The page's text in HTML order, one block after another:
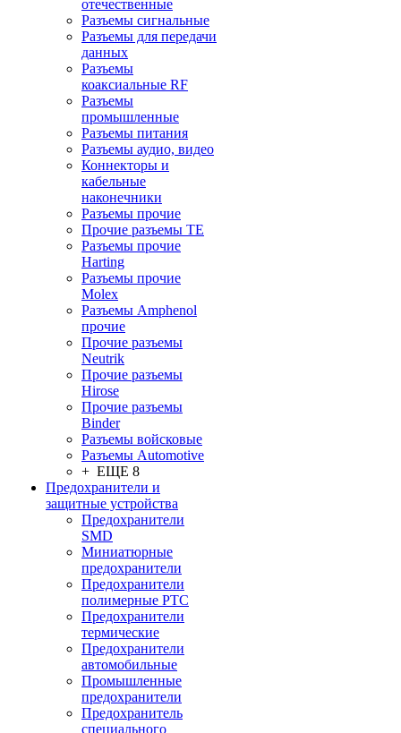
отечественные
Разъeмы сигнальные
Разъeмы для передачи
данных
Разъeмы
коаксиальные RF
Разъeмы
промышленные
Разъeмы питания
Разъeмы аудио, видео
Коннекторы и
кабельные
наконечники
Разъeмы прочие
Прочие разъемы TE
Разъемы прочие
Harting
Разъемы прочие
Molex
Разъемы Amphenol
прочие
Прочие разъемы
Neutrik
Прочие разъемы
Hirose
Прочие разъемы
Binder
Разъемы войсковые
Разъeмы Automotive
+ ЕЩЕ 8
Предохранители и
защитные устройства
Предохранители
SMD
Миниатюрные
предохранители
Предохранители
полимерные PTC
Предохранители
термические
Предохранители
автомобильные
Промышленные
предохранители
Предохранитель
специального